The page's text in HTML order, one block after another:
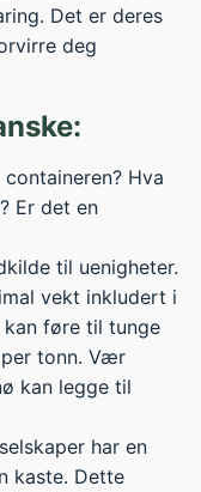
Det er deres
deg
Hva
Er det en
til uenigheter.
vekt inkludert i
føre til tunge
tonn. Vær
kan legge til
har en
kaste. Dette